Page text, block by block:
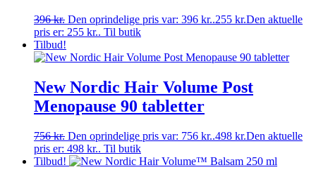
396kr. Den oprindelige pris var: 396 kr..255 kr.Den aktuelle
pris er: 255 kr.. Til butik
Tilbud!
New Nordic Hair Volume Post
Menopause 90 tabletter
756kr. Den oprindelige pris var: 756 kr..498 kr.Den aktuelle
pris er: 498 kr.. Til butik
Tilbud!